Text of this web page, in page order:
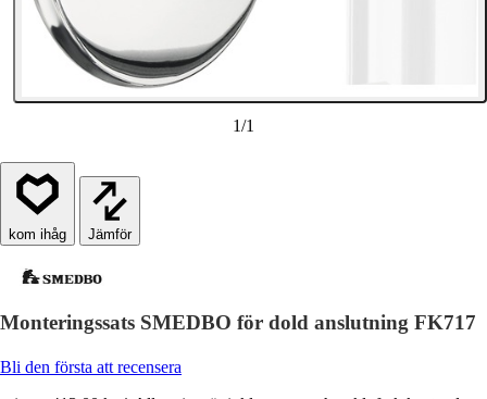
1/1
Jämför
Monteringssats SMEDBO för dold anslutning FK717
Bli den första att recensera